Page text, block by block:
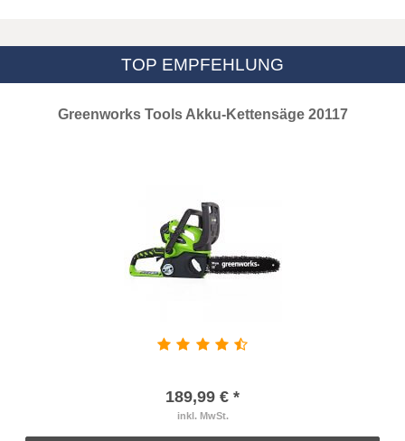
TOP EMPFEHLUNG
Greenworks Tools Akku-Kettensäge 20117
189,99 € *
inkl. MwSt.